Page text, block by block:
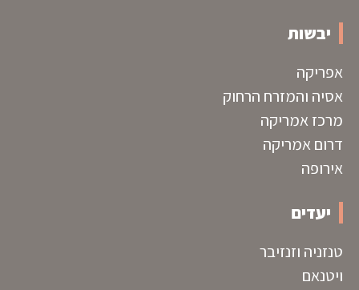
יבשות
אפריקה
אסיה והמזרח הרחוק
מרכז אמריקה
דרום אמריקה
אירופה
יעדים
טנזניה וזנזיבר
ויטנאם